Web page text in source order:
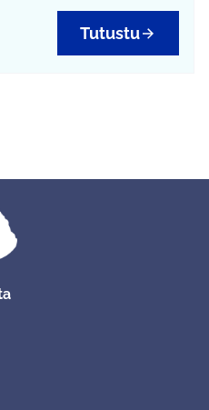
Tutustu